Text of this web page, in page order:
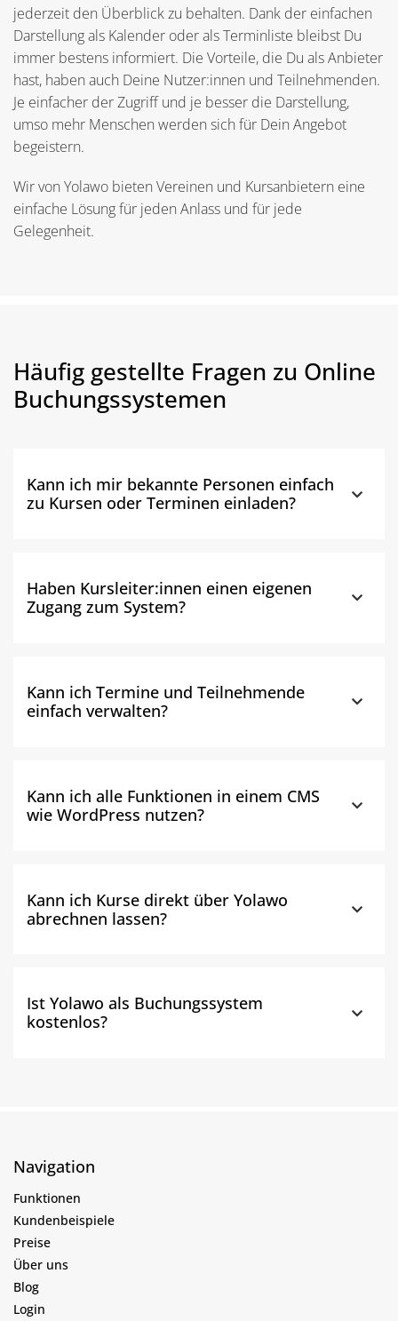
jederzeit den Überblick zu behalten. Dank der einfachen
Darstellung als Kalender oder als Terminliste bleibst Du
immer bestens informiert. Die Vorteile, die Du als Anbieter
hast, haben auch Deine Nutzer:innen und Teilnehmenden.
Je einfacher der Zugriff und je besser die Darstellung,
umso mehr Menschen werden sich für Dein Angebot
begeistern.
Wir von Yolawo bieten Vereinen und Kursanbietern eine
einfache Lösung für jeden Anlass und für jede
Gelegenheit.
Häufig gestellte Fragen zu Online
Buchungssystemen
Kann ich mir bekannte Personen einfach
zu Kursen oder Terminen einladen?
Haben Kursleiter:innen einen eigenen
Zugang zum System?
Kann ich Termine und Teilnehmende
einfach verwalten?
Kann ich alle Funktionen in einem CMS
wie WordPress nutzen?
Kann ich Kurse direkt über Yolawo
abrechnen lassen?
Ist Yolawo als Buchungssystem
kostenlos?
Navigation
Funktionen
Kundenbeispiele
Preise
Über uns
Blog
Login